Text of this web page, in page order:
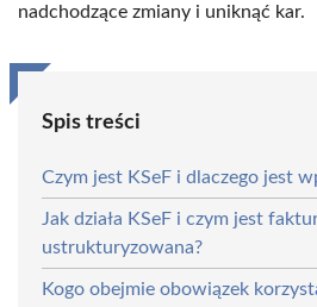
nadchodzące zmiany i uniknąć kar.
Spis treści
Czym jest KSeF i dlaczego jest
Jak działa KSeF i czym jest
ustrukturyzowana?
Kogo obejmie obowiązek